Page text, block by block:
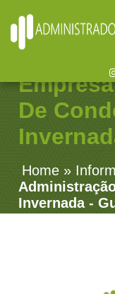
De
Home »
Invernada -